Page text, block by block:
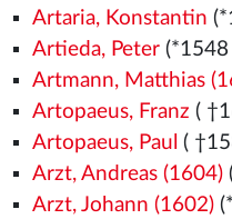
Artaria, Konstantin
Artieda, Peter(*1548
Artmann, Matthias
Artopaeus, Franz (
Artopaeus, Paul (
Arzt, Andreas (1604)
Arzt, Johann (1602)